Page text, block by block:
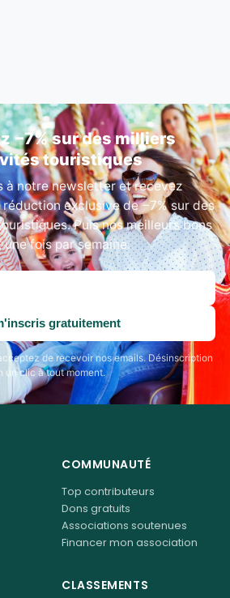
−7% sur des milliers
touristiques
à notre newsletter et recevez
exclusive de −7% sur des
Puis nos meilleurs bons
une fois par semaine.
gratuitement
de recevoir nos emails. Désinscription
un clic à tout moment.
COMMUNAUTÉ
Top contributeurs
Dons gratuits
Associations soutenues
Financer mon association
CLASSEMENTS